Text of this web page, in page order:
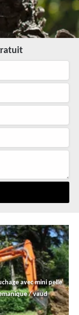
avec mini pelle
/ vaud